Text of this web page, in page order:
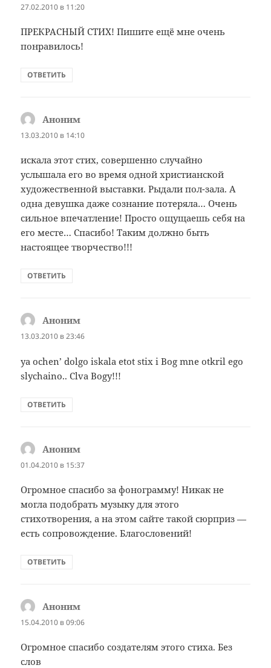
27.02.2010 в 11:20
ПРЕКРАСНЫЙ СТИХ! Пишите ещё мне очень
понравилось!
ОТВЕТИТЬ
Аноним
13.03.2010 в 14:10
искала этот стих, совершенно случайно
услышала его во время одной христианской
художественной выставки. Рыдали пол-зала. А
одна девушка даже сознание потеряла… Очень
сильное впечатление! Просто ощущаешь себя на
его месте… Спасибо! Таким должно быть
настоящее творчество!!!
ОТВЕТИТЬ
Аноним
13.03.2010 в 23:46
ya ochen’ dolgo iskala etot stix i Bog mne otkril ego
slychaino.. Clva Bogy!!!
ОТВЕТИТЬ
Аноним
01.04.2010 в 15:37
Огромное спасибо за фонограмму! Никак не
могла подобрать музыку для этого
стихотворения, а на этом сайте такой сюрприз —
есть сопровождение. Благословений!
ОТВЕТИТЬ
Аноним
15.04.2010 в 09:06
Огромное спасибо создателям этого стиха. Без
слов